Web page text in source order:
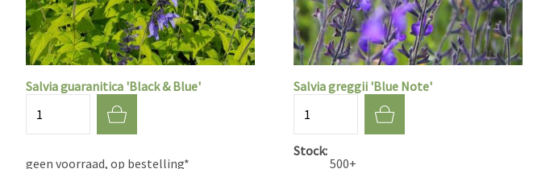
Salvia guaranitica 'Black & Blue'
geen voorraad, op bestelling*
Salvia greggii 'Blue Note'
Stock
500+